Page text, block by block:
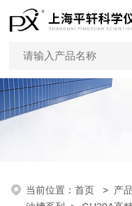
当前位置：首页 > 产